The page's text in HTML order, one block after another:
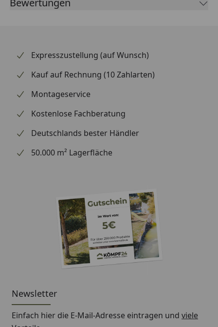
Ihres Motorrads bestens gerüstet.
Bewertungen
Expresszustellung (auf Wunsch)
Kauf auf Rechnung (10 Zahlarten)
Montageservice
Kostenlose Fachberatung
Deutschlands bester Händler
50.000 m² Lagerfläche
Newsletter
Einfach hier die E-Mail-Adresse eintragen und viele